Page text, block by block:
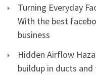
Turning Everyday
With the best
business
Hidden Airflow
buildup in ducts and